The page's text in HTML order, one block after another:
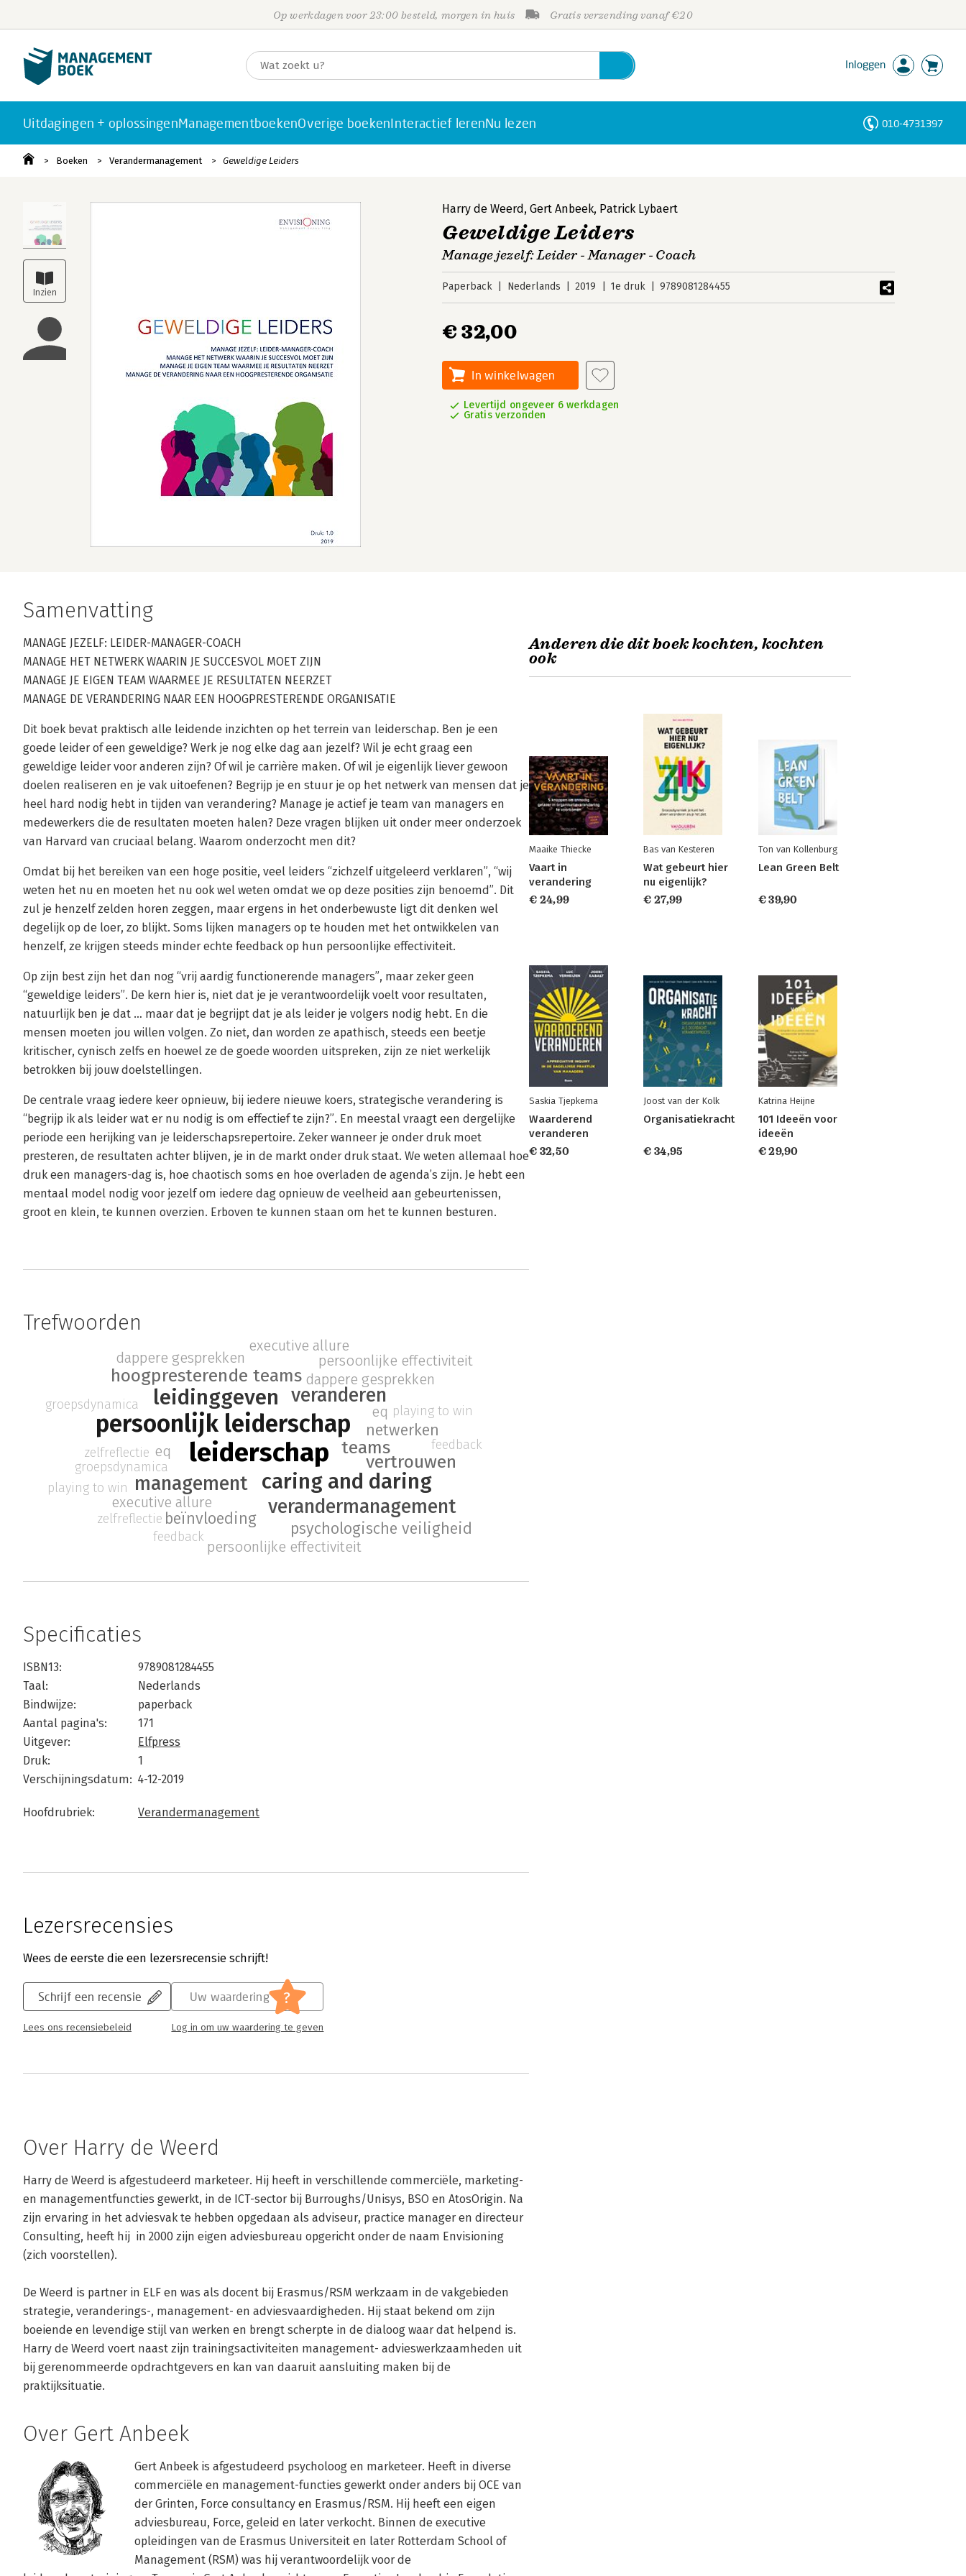
Op werkdagen voor 23:00 besteld, morgen in huis Gratis verzending vanaf €20
Inloggen
Uitdagingen + oplossingenManagementboekenOverige boekenInteractief lerenNu lezen 010-4731397
Boeken Verandermanagement Geweldige Leiders
Harry de Weerd,Gert Anbeek, Patrick Lybaert
Geweldige Leiders
Manage jezelf: Leider - Manager - Coach
Paperback Nederlands 2019 1e druk 9789081284455
€ 32,00
In winkelwagen
Levertijd ongeveer 6 werkdagen
Gratis verzonden
Samenvatting
MANAGE JEZELF: LEIDER-MANAGER-COACH
MANAGE HET NETWERK WAARIN JE SUCCESVOL MOET ZIJN
MANAGE JE EIGEN TEAM WAARMEE JE RESULTATEN NEERZET
MANAGE DE VERANDERING NAAR EEN HOOGPRESTERENDE ORGANISATIE
Dit boek bevat praktisch alle leidende inzichten op het terrein van leiderschap. Ben je een
goede leider of een geweldige? Werk je nog elke dag aan jezelf? Wil je echt graag een
geweldige leider voor anderen zijn? Of wil je carrière maken. Of wil je eigenlijk liever gewoon
doelen realiseren en je vak uitoefenen? Begrijp je en stuur je op het netwerk van mensen dat je
heel hard nodig hebt in tijden van verandering? Manage je actief je team van managers en
medewerkers die de resultaten moeten halen? Deze vragen blijken uit onder meer onderzoek
van Harvard van cruciaal belang. Waarom onderzocht men dit?
Omdat bij het bereiken van een hoge positie, veel leiders “zichzelf uitgeleerd verklaren”, “wij
weten het nu en moeten het nu ook wel weten omdat we op deze posities zijn benoemd”. Dit
zul je henzelf zelden horen zeggen, maar ergens in het onderbewuste ligt dit denken wel
degelijk op de loer, zo blijkt. Soms lijken managers op te houden met het ontwikkelen van
henzelf, ze krijgen steeds minder echte feedback op hun persoonlijke effectiviteit.
Op zijn best zijn het dan nog “vrij aardig functionerende managers”, maar zeker geen
“geweldige leiders”. De kern hier is, niet dat je je verantwoordelijk voelt voor resultaten,
natuurlijk ben je dat … maar dat je begrijpt dat je als leider je volgers nodig hebt. En die
mensen moeten jou willen volgen. Zo niet, dan worden ze apathisch, steeds een beetje
kritischer, cynisch zelfs en hoewel ze de goede woorden uitspreken, zijn ze niet werkelijk
betrokken bij jouw doelstellingen.
De centrale vraag iedere keer opnieuw, bij iedere nieuwe koers, strategische verandering is
“begrijp ik als leider wat er nu nodig is om effectief te zijn?”. En meestal vraagt een dergelijke
periode een herijking van je leiderschapsrepertoire. Zeker wanneer je onder druk moet
presteren, de resultaten achter blijven, je in de markt onder druk staat. We weten allemaal hoe
druk een managers-dag is, hoe chaotisch soms en hoe overladen de agenda’s zijn. Je hebt een
mentaal model nodig voor jezelf om iedere dag opnieuw de veelheid aan gebeurtenissen,
groot en klein, te kunnen overzien. Erboven te kunnen staan om het te kunnen besturen.
Trefwoorden
leiderschap
persoonlijk leiderschap
caring and daring
leidinggeven
management
verandermanagement
veranderen
teams
hoogpresterende teams
vertrouwen
psychologische veiligheid
netwerken
beïnvloeding
groepsdynamica
dappere gesprekken
eq
executive allure
playing to win
persoonlijke effectiviteit
zelfreflectie feedback
groepsdynamica
dappere gesprekken
eq
executive allure
playing to win
persoonlijke effectiviteit
zelfreflectie
feedback
Specificaties
ISBN13:
9789081284455
Taal:
Nederlands
Bindwijze:
paperback
Aantal pagina's:
171
Uitgever:
Elfpress
Druk:
1
Verschijningsdatum: 4-12-2019
Hoofdrubriek: Verandermanagement
Lezersrecensies
Wees de eerste die een lezersrecensie schrijft!
Schrijf een recensie
Lees ons recensiebeleid
Uw waardering ?
Log in om uw waardering te geven
Over Harry de Weerd
Harry de Weerd is afgestudeerd marketeer. Hij heeft in verschillende commerciële, marketing-
en managementfuncties gewerkt, in de ICT-sector bij Burroughs/Unisys, BSO en AtosOrigin. Na
zijn ervaring in het adviesvak te hebben opgedaan als adviseur, practice manager en directeur
Consulting, heeft hij  in 2000 zijn eigen adviesbureau opgericht onder de naam Envisioning
(zich voorstellen).
De Weerd is partner in ELF en was als docent bij Erasmus/RSM werkzaam in de vakgebieden
strategie, veranderings-, management- en adviesvaardigheden. Hij staat bekend om zijn
boeiende en levendige stijl van werken en brengt scherpte in de dialoog waar dat helpend is.
Harry de Weerd voert naast zijn trainingsactiviteiten management- advieswerkzaamheden uit
bij gerenommeerde opdrachtgevers en kan van daaruit aansluiting maken bij de
praktijksituatie.
Over Gert Anbeek
Gert Anbeek is afgestudeerd psycholoog en marketeer. Heeft in diverse
commerciële en management-functies gewerkt onder anders bij OCE van
der Grinten, Force consultancy en Erasmus/RSM. Hij heeft een eigen
adviesbureau, Force, geleid en later verkocht. Binnen de executive
opleidingen van de Erasmus Universiteit en later Rotterdam School of
Management (RSM) was hij verantwoordelijk voor de
Anderen die dit boek kochten, kochten
ook
Maaike Thiecke
Vaart in
verandering
€ 24,99
Bas van Kesteren
Wat gebeurt hier
nu eigenlijk?
€ 27,99
Ton van Kollenburg
Lean Green Belt
€ 39,90
Saskia Tjepkema
Waarderend
veranderen
€ 32,50
Joost van der Kolk
Organisatiekracht
€ 34,95
Katrina Heijne
101 Ideeën voor
ideeën
€ 29,90
Personen